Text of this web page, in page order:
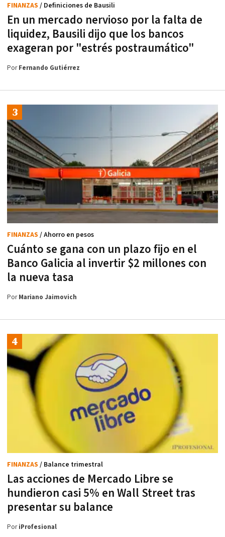
En un mercado nervioso por la falta de
liquidez, Bausili dijo que los bancos
exageran por "estrés postraumático"
FINANZAS / Definiciones de Bausili
PorFernando Gutiérrez
Cuánto se gana con un plazo fijo en el
Banco Galicia al invertir $2 millones con
la nueva tasa
FINANZAS / Ahorro en pesos
PorMariano Jaimovich
Las acciones de Mercado Libre se
hundieron casi 5% en Wall Street tras
presentar su balance
FINANZAS / Balance trimestral
PoriProfesional